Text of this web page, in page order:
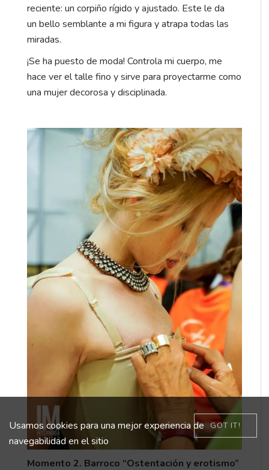
reciente: un corpiño rígido y ajustado. Este le da
un bello semblante a mi figura y atrapa todas las
miradas.
¡Se ha puesto de moda! Controla mi cuerpo, me
hace ver el talle fino y sirve para proyectarme como
una mujer decorosa y disciplinada.
Momento 2. Barroco “Ostentación y erotismo”
GOT IT!
Usamos cookies para una mejor experiencia de
navegabilidad en el sitio